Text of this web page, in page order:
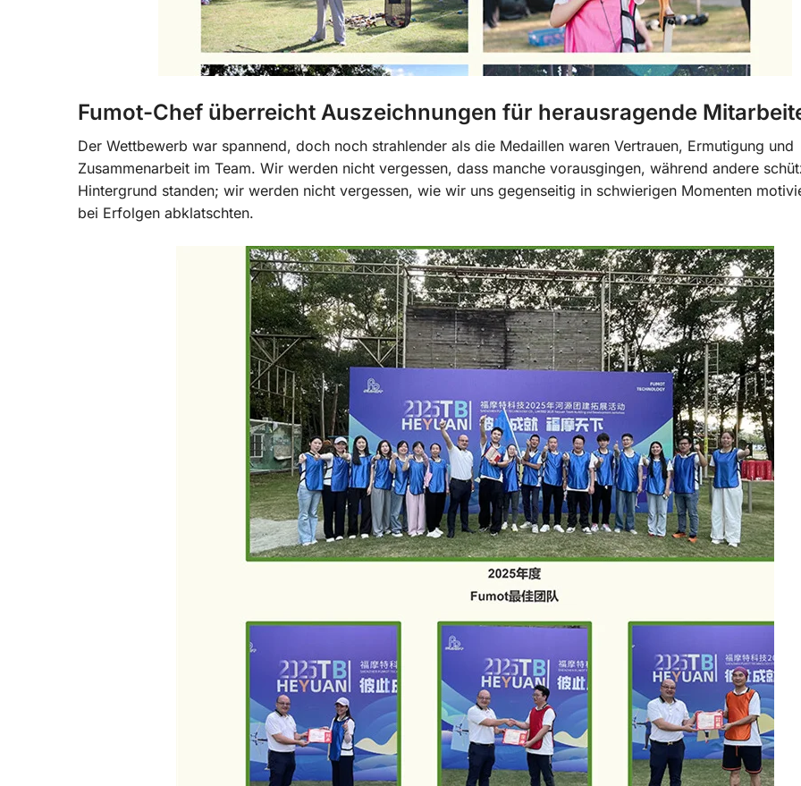
Fumot-Chef überreicht Auszeichnungen für herausragende
Der Wettbewerb war spannend, doch noch strahlender als die Medaillen waren Vertrauen, Ermutigung und
Zusammenarbeit im Team. Wir werden nicht vergessen, dass manche vorausgingen, während andere
Hintergrund standen; wir werden nicht vergessen, wie wir uns gegenseitig in schwierigen Momenten
bei Erfolgen abklatschten.